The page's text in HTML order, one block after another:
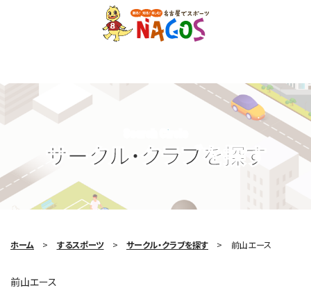
サークル・クラブを探す
Search Circle
ホーム するスポーツ サークル・クラブを探す 前山エース
前山エース